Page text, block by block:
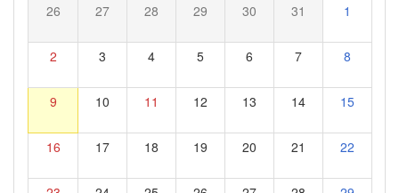
26 27 28 29 30 31 1
2 3 4 5 6 7 8
9 10 11 12 13 14 15
16 17 18 19 20 21 22